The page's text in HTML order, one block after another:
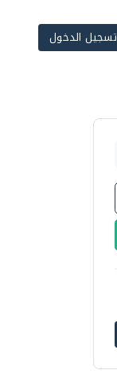
تسجيل الدخول